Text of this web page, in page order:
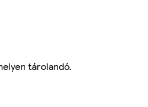
tárolandó.